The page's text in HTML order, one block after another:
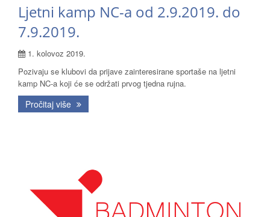
Ljetni kamp NC-a od 2.9.2019. do
7.9.2019.
1. kolovoz 2019.
Pozivaju se klubovi da prijave zainteresirane sportaše na ljetni
kamp NC-a koji će se održati prvog tjedna rujna.
Pročitaj više